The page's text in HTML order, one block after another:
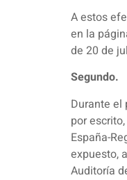
A estos
en la
de 20 de
Segundo.
Durante el
por
España-
expuesto,
Auditoría